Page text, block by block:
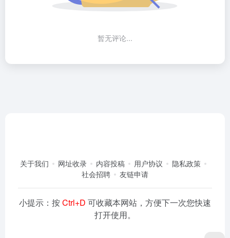
暂无评论...
关于我们 网址收录 内容投稿 用户协议
隐私政策
社会招聘
友链申请
小提示：按Ctrl+D 可收藏本网站，方便下一次您快速
打开使用。